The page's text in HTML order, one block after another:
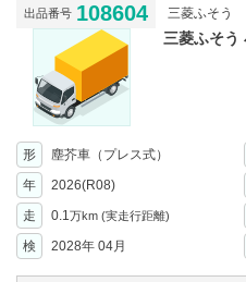
出品番号 108604 三菱ふそう
三菱ふそう
形 塵芥車（プレス式）
年
2026(R08)
走 0.1万km (実走行距離)
検
2028年 04月